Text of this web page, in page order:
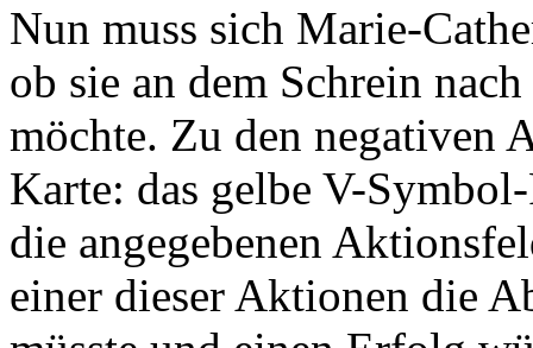
Nun muss sich Marie-
ob sie an dem Schrein
möchte. Zu den negativen
Karte: das gelbe V-
die angegebenen
einer dieser Aktionen die